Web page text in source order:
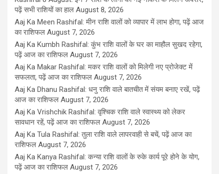
पढ़ें सभी राशियों का हाल August 8, 2026
Aaj Ka Meen Rashifal: मीन राशि वालों को व्यापार में लाभ होगा, पढ़ें आज
का राशिफल August 7, 2026
Aaj Ka Kumbh Rashifal: कुंभ राशि वालों के घर का माहौल सुखद रहेगा,
पढ़ें आज का राशिफल August 7, 2026
Aaj Ka Makar Rashifal: मकर राशि वालों को मिलेगी नए प्रोजेक्ट में
सफलता, पढ़ें आज का राशिफल August 7, 2026
Aaj Ka Dhanu Rashifal: धनु राशि वाले बातचीत में संयम बनाए रखें, पढ़ें
आज का राशिफल August 7, 2026
Aaj Ka Vrishchik Rashifal: वृश्चिक राशि वाले स्वास्थ्य को लेकर
सावधान रहें, पढ़ें आज का राशिफल August 7, 2026
Aaj Ka Tula Rashifal: तुला राशि वाले लापरवाही से बचें, पढ़ें आज का
राशिफल August 7, 2026
Aaj Ka Kanya Rashifal: कन्या राशि वालों के रुके कार्य पूरे होने के योग,
पढ़ें आज का राशिफल August 7, 2026